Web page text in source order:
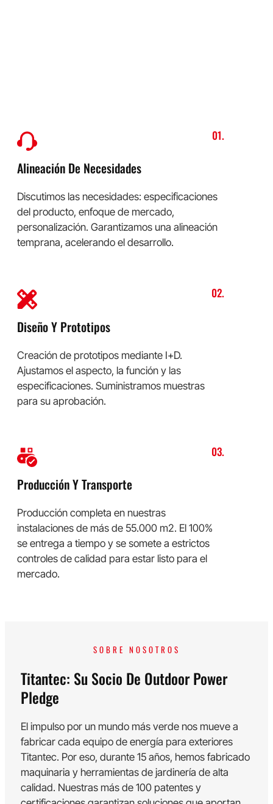
01.
Alineación De Necesidades
Discutimos las necesidades: especificaciones
del producto, enfoque de mercado,
personalización. Garantizamos una alineación
temprana, acelerando el desarrollo.
02.
Diseño Y Prototipos
Creación de prototipos mediante I+D.
Ajustamos el aspecto, la función y las
especificaciones. Suministramos muestras
para su aprobación.
03.
Producción Y Transporte
Producción completa en nuestras
instalaciones de más de 55.000 m2. El 100%
se entrega a tiempo y se somete a estrictos
controles de calidad para estar listo para el
mercado.
SOBRE NOSOTROS
Titantec: Su Socio De Outdoor Power
Pledge
El impulso por un mundo más verde nos mueve a
fabricar cada equipo de energía para exteriores
Titantec. Por eso, durante 15 años, hemos fabricado
maquinaria y herramientas de jardinería de alta
calidad. Nuestras más de 100 patentes y